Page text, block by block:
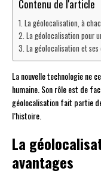
Contenu de l'article
La géolocalisation, à
La géolocalisation pour
La géolocalisation et
La nouvelle technologie ne
humaine. Son rôle est de
géolocalisation fait partie
l’histoire.
La
avantages